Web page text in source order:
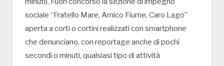
sociale “Fratello Mare, Amico Fiume, Caro Lago”
aperta a corti o cortini realizzati con smartphone
che denunciano, con reportage anche di pochi
secondi o minuti, qualsiasi tipo di attività